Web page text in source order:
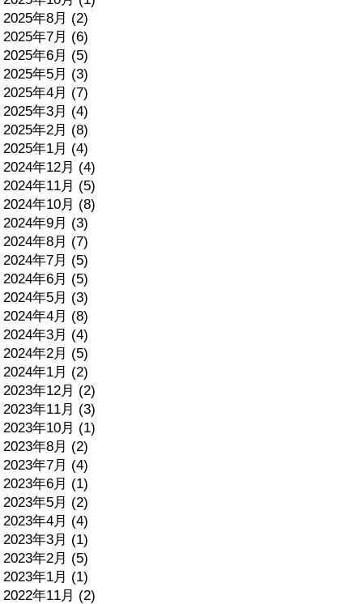
2025年8月 (2)
2025年7月 (6)
2025年6月 (5)
2025年5月 (3)
2025年4月 (7)
2025年3月 (4)
2025年2月 (8)
2025年1月 (4)
2024年12月 (4)
2024年11月 (5)
2024年10月 (8)
2024年9月 (3)
2024年8月 (7)
2024年7月 (5)
2024年6月 (5)
2024年5月 (3)
2024年4月 (8)
2024年3月 (4)
2024年2月 (5)
2024年1月 (2)
2023年12月 (2)
2023年11月 (3)
2023年10月 (1)
2023年8月 (2)
2023年7月 (4)
2023年6月 (1)
2023年5月 (2)
2023年4月 (4)
2023年3月 (1)
2023年2月 (5)
2023年1月 (1)
2022年11月 (2)